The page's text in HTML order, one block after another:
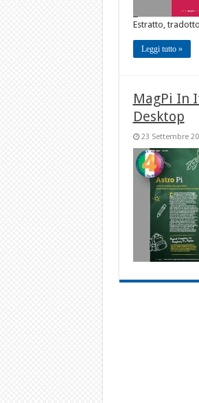
Estratto,
Leggi tutto »
MagPi In
Desktop
23 Settembre